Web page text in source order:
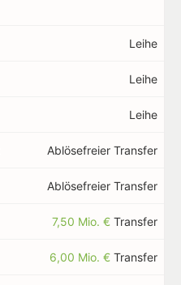
Leihe
Leihe
Leihe
Ablösefreier Transfer
Ablösefreier Transfer
7,50 Mio. € Transfer
6,00 Mio. € Transfer